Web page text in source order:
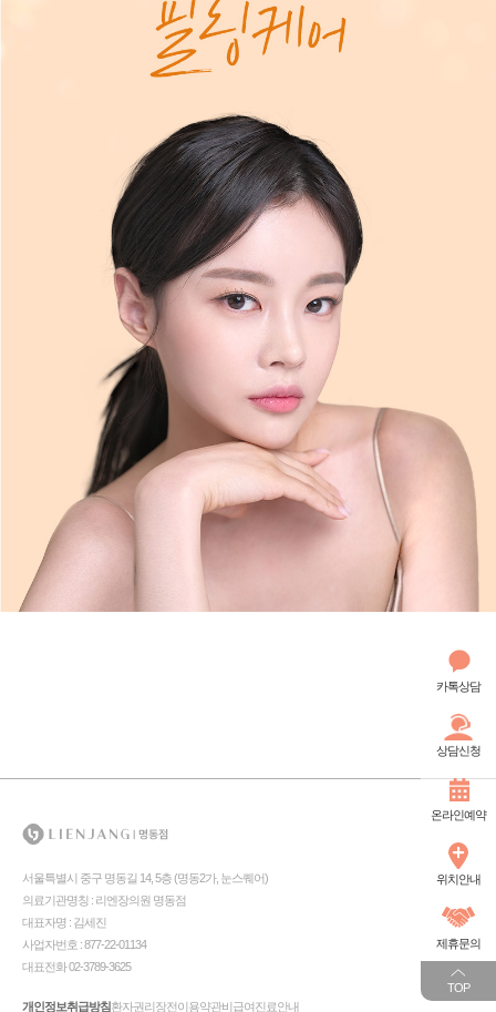
카톡상담
상담신청
온라인예약
위치안내
제휴문의
TOP
서울특별시 중구 명동길 14, 5층 (명동2가, 눈스퀘어)
의료기관명칭 : 리엔장의원 명동점
대표자명 : 김세진
사업자번호 : 877-22-01134
대표전화 02-3789-3625
개인정보취급방침환자권리장전이용약관비급여진료안내